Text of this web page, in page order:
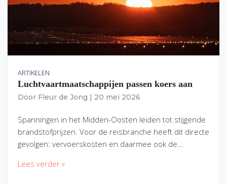
ARTIKELEN
Luchtvaartmaatschappijen passen koers aan
Door Fleur de Jong 20 mei 2026
Spanningen in het Midden-Oosten leiden tot stijgende
brandstofprijzen. Voor de reisbranche heeft dit directe
gevolgen: vervoerskosten en daarmee ook de…
Lees verder »